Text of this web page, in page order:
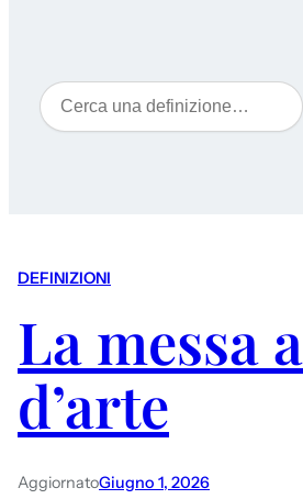
Cerca
DEFINIZIONI
La messa
d’arte
AggiornatoGiugno 1, 2026